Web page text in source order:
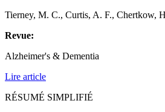
Tierney, M. C., Curtis, A. F., Chertkow,
Revue:
Alzheimer's & Dementia
Lire article
RÉSUMÉ SIMPLIFIÉ